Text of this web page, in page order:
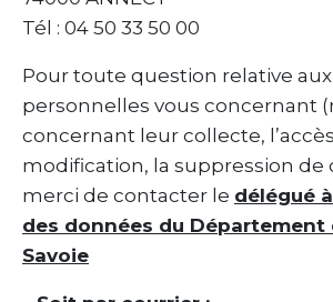
Tél : 04 50 33 50 00
Pour toute question relative
personnelles vous concernant
concernant leur collecte,
modification, la suppression de
merci de contacter le délégué
des données du Département
Savoie